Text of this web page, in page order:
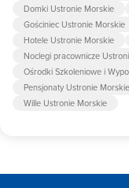
Domki Ustronie Morskie
Gościniec Ustronie Morskie
Hotele Ustronie Morskie
Noclegi pracownicze
Ośrodki Szkoleniowe i
Pensjonaty Ustronie Morskie
Wille Ustronie Morskie